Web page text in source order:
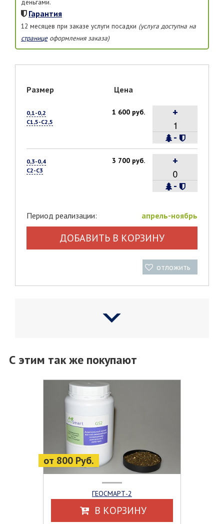
деньгами.
Гарантия
12 месяцев при заказе услуги посадки (услуга доступна на
страницеоформления заказа)
Размер Цена
0,1-0,2
С1,5-С2,5
1 600 руб.
-
+
0,3-0,4
С2-С3
3 700 руб.
-
+
Период реализации: апрель-ноябрь
ДОБАВИТЬ В КОРЗИНУ
отложить
С этим так же покупают
от 800 Руб.
ГЕОСМАРТ-2
В КОРЗИНУ